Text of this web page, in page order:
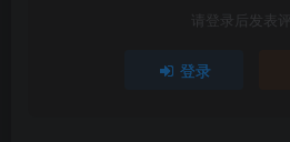
戏里很少能见到那种粗暴的“反插门
的中和了记忆压力，这一切让“关卡
请登录后发表
登录